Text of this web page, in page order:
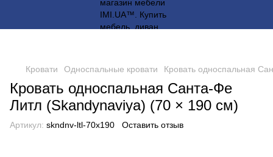
Кровати Односпальные кровати Кровать односпальная
Кровать односпальная Санта-Фе
Литл (Skandynaviya) (70 × 190 см)
Артикул: skndnv-ltl-70x190 Оставить отзыв